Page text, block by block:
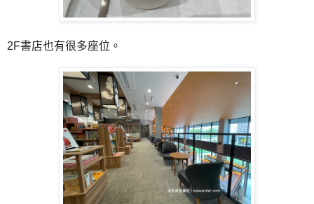
2F書店也有很多座位。